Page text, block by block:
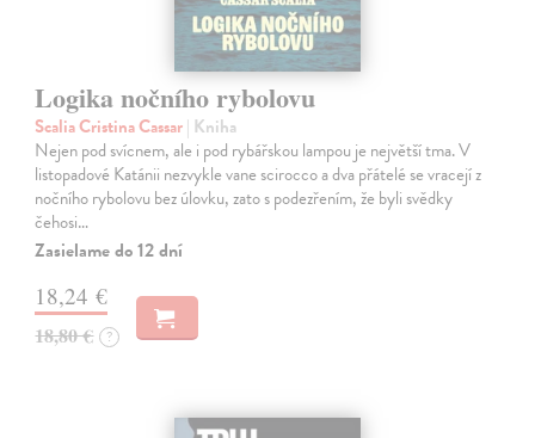
Logika nočního rybolovu
Scalia Cristina Cassar| Kniha
Nejen pod svícnem, ale i pod rybářskou lampou je největší tma. V
listopadové Katánii nezvykle vane scirocco a dva přátelé se vracejí z
nočního rybolovu bez úlovku, zato s podezřením, že byli svědky
čehosi…
Zasielame do 12 dní
18,24 €
18,80 € ?